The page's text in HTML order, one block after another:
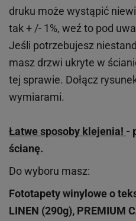
druku może wystąpić
tak + /- 1%, weź to pod
Jeśli potrzebujesz
masz drzwi ukryte w
tej sprawie. Dołącz
wymiarami.
Łatwe sposoby klejenia! -
ścianę.
Do wyboru masz:
Fototapety winylowe o
LINEN (290g), PREMIUM